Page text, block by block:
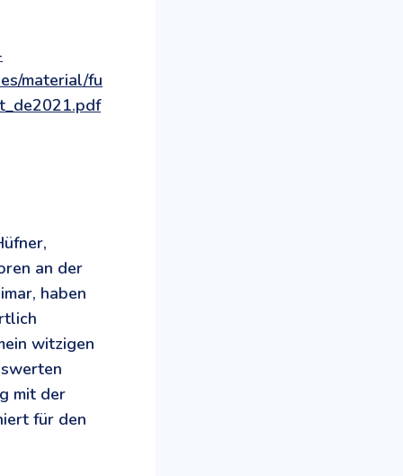
material/fu
an der
haben
witzigen
mit der
für den